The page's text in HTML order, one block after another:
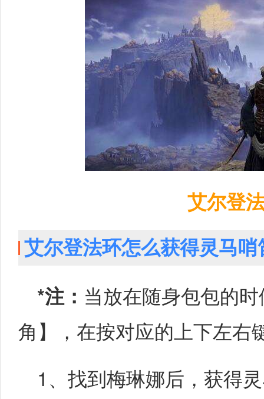
艾尔登
艾尔登法环怎么获得灵马哨
*注： 当放在随身包包的
角】，在按对应的上下左右
1、找到梅琳娜后，获得